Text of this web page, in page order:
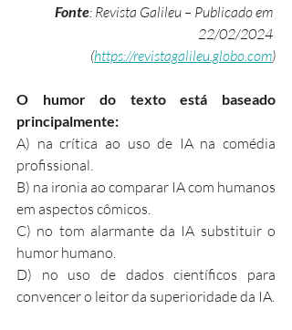
Fonte: Revista Galileu – Publicado em
22/02/2024
(https://revistagalileu.globo.com)
O humor do texto está baseado
principalmente:
A) na crítica ao uso de IA na comédia
profissional.
B) na ironia ao comparar IA com humanos
em aspectos cômicos.
C) no tom alarmante da IA substituir o
humor humano.
D) no uso de dados científicos para
convencer o leitor da superioridade da IA.